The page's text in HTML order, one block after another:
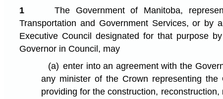
1
The Government of Manitoba,
Transportation and Government Services, or by
Executive Council designated for that purpose
Governor in Council, may
(a) enter into an agreement with the
any minister of the Crown representing the
providing for the construction, reconstruction,